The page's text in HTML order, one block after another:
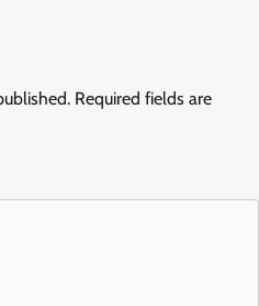
Required fields are